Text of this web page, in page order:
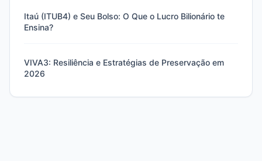
Itaú (ITUB4) e Seu Bolso: O Que o Lucro Bilionário te
Ensina?
VIVA3: Resiliência e Estratégias de Preservação em
2026